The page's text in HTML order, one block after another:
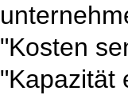
"Kosten
"Kapazität